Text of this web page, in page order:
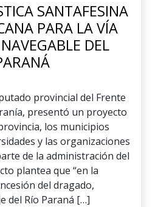
SANTAFESINA
PARA LA VÍA
DEL
provincial del Frente
presentó un proyecto
los municipios
y las organizaciones
de la administración del
plantea que “en la
del dragado,
del Río Paraná […]